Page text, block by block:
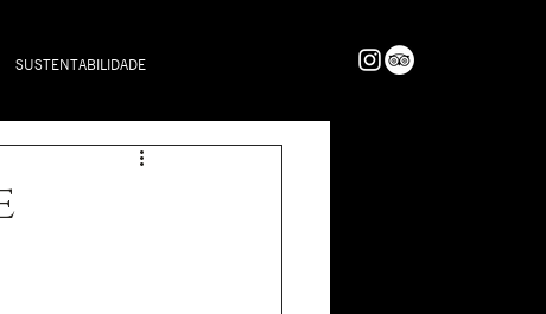
SUSTENTABILIDADE